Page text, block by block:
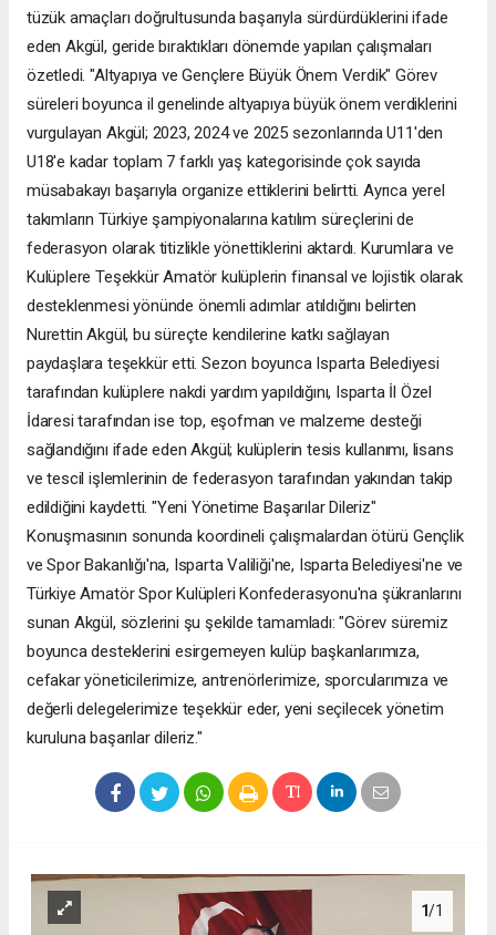
tüzük amaçları doğrultusunda başarıyla sürdürdüklerini ifade
eden Akgül, geride bıraktıkları dönemde yapılan çalışmaları
özetledi. ​"Altyapıya ve Gençlere Büyük Önem Verdik" Görev
süreleri boyunca il genelinde altyapıya büyük önem verdiklerini
vurgulayan Akgül; 2023, 2024 ve 2025 sezonlarında U11'den
U18'e kadar toplam 7 farklı yaş kategorisinde çok sayıda
müsabakayı başarıyla organize ettiklerini belirtti. Ayrıca yerel
takımların Türkiye şampiyonalarına katılım süreçlerini de
federasyon olarak titizlikle yönettiklerini aktardı. ​Kurumlara ve
Kulüplere Teşekkür Amatör kulüplerin finansal ve lojistik olarak
desteklenmesi yönünde önemli adımlar atıldığını belirten
Nurettin Akgül, bu süreçte kendilerine katkı sağlayan
paydaşlara teşekkür etti. Sezon boyunca Isparta Belediyesi
tarafından kulüplere nakdi yardım yapıldığını, Isparta İl Özel
İdaresi tarafından ise top, eşofman ve malzeme desteği
sağlandığını ifade eden Akgül; kulüplerin tesis kullanımı, lisans
ve tescil işlemlerinin de federasyon tarafından yakından takip
edildiğini kaydetti. ​"Yeni Yönetime Başarılar Dileriz"
Konuşmasının sonunda koordineli çalışmalardan ötürü Gençlik
ve Spor Bakanlığı'na, Isparta Valiliği'ne, Isparta Belediyesi'ne ve
Türkiye Amatör Spor Kulüpleri Konfederasyonu'na şükranlarını
sunan Akgül, sözlerini şu şekilde tamamladı: ​"Görev süremiz
boyunca desteklerini esirgemeyen kulüp başkanlarımıza,
cefakar yöneticilerimize, antrenörlerimize, sporcularımıza ve
değerli delegelerimize teşekkür eder, yeni seçilecek yönetim
kuruluna başarılar dileriz."
1/1